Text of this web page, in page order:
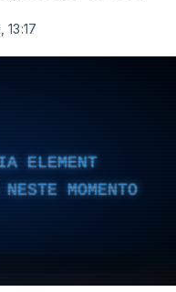
ELEMENT
MOMENTO